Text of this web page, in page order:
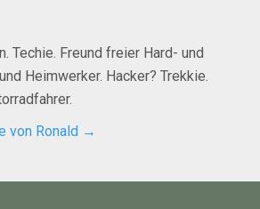
Techie. Freund freier Hard- und
Heimwerker. Hacker? Trekkie.
von Ronald →